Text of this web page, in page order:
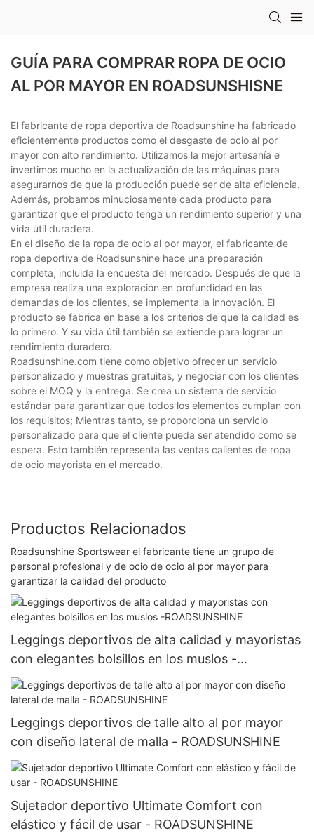
GUÍA PARA COMPRAR ROPA DE OCIO
AL POR MAYOR EN ROADSUNSHISNE
El fabricante de ropa deportiva de Roadsunshine ha fabricado
eficientemente productos como el desgaste de ocio al por
mayor con alto rendimiento. Utilizamos la mejor artesanía e
invertimos mucho en la actualización de las máquinas para
asegurarnos de que la producción puede ser de alta eficiencia.
Además, probamos minuciosamente cada producto para
garantizar que el producto tenga un rendimiento superior y una
vida útil duradera.
En el diseño de la ropa de ocio al por mayor, el fabricante de
ropa deportiva de Roadsunshine hace una preparación
completa, incluida la encuesta del mercado. Después de que la
empresa realiza una exploración en profundidad en las
demandas de los clientes, se implementa la innovación. El
producto se fabrica en base a los criterios de que la calidad es
lo primero. Y su vida útil también se extiende para lograr un
rendimiento duradero.
Roadsunshine.com tiene como objetivo ofrecer un servicio
personalizado y muestras gratuitas, y negociar con los clientes
sobre el MOQ y la entrega. Se crea un sistema de servicio
estándar para garantizar que todos los elementos cumplan con
los requisitos; Mientras tanto, se proporciona un servicio
personalizado para que el cliente pueda ser atendido como se
espera. Esto también representa las ventas calientes de ropa
de ocio mayorista en el mercado.
Productos Relacionados
Roadsunshine Sportswear el fabricante tiene un grupo de
personal profesional y de ocio de ocio al por mayor para
garantizar la calidad del producto
Leggings deportivos de alta calidad y mayoristas
con elegantes bolsillos en los muslos -
ROADSUNSHINE
Leggings deportivos de talle alto al por mayor
con diseño lateral de malla - ROADSUNSHINE
Sujetador deportivo Ultimate Comfort con
elástico y fácil de usar - ROADSUNSHINE